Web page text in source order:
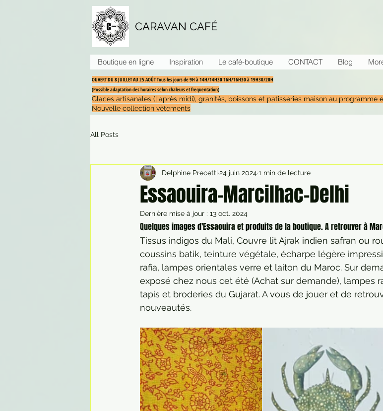
CARAVAN CAFÉ
Boutique en ligne Inspiration Le café-boutique CONTACT Blog
OUVERT DU 8 JUILLET AU 25 AOÛT Tous les jours de 9H à 14H/14H30 16H/16H30 à 19H30/20H
(Possible adaptation des horaires selon chaleurs et frequentation)
Glaces artisanales (l'après midi), granités, boissons et patisseries maison au programme
Nouvelle collection vêtements
All Posts
Essaouira-Marcilhac-Delhi
Delphine Precetti 24 juin 20241 min de lecture
Dernière mise à jour : 13 oct. 2024
Quelques images d'Essaouira et produits de la boutique. A retrouver à
Tissus indigos du Mali, Couvre lit Ajrak indien safran ou
coussins batik, teinture végétale, écharpe légère
rafia, lampes orientales verre et laiton du Maroc. Sur
exposé chez nous cet été (Achat sur demande), lampes
tapis et broderies du Gujarat. A vous de jouer et de
nouveautés.